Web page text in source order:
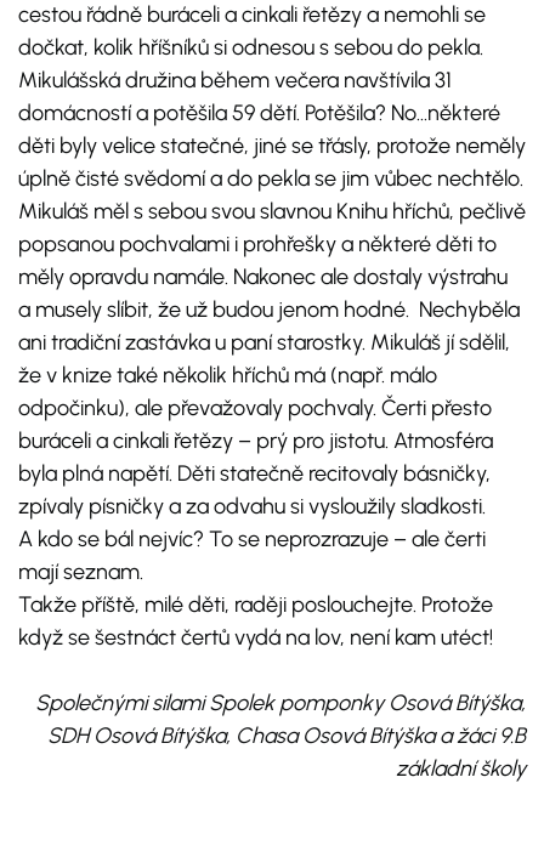
cestou řádně buráceli a cinkali řetězy a nemohli se
dočkat, kolik hříšníků si odnesou s sebou do pekla.
Mikulášská družina během večera navštívila 31
domácností a potěšila 59 dětí. Potěšila? No…některé
děti byly velice statečné, jiné se třásly, protože neměly
úplně čisté svědomí a do pekla se jim vůbec nechtělo.
Mikuláš měl s sebou svou slavnou Knihu hříchů, pečlivě
popsanou pochvalami i prohřešky a některé děti to
měly opravdu namále. Nakonec ale dostaly výstrahu
a musely slíbit, že už budou jenom hodné. Nechyběla
ani tradiční zastávka u paní starostky. Mikuláš jí sdělil,
že v knize také několik hříchů má (např. málo
odpočinku), ale převažovaly pochvaly. Čerti přesto
buráceli a cinkali řetězy – prý pro jistotu. Atmosféra
byla plná napětí. Děti statečně recitovaly básničky,
zpívaly písničky a za odvahu si vysloužily sladkosti.
A kdo se bál nejvíc? To se neprozrazuje – ale čerti
mají seznam.
Takže příště, milé děti, raději poslouchejte. Protože
když se šestnáct čertů vydá na lov, není kam utéct!
Společnými silami Spolek pomponky Osová Bítýška,
SDH Osová Bítýška, Chasa Osová Bítýška a žáci 9.B
základní školy